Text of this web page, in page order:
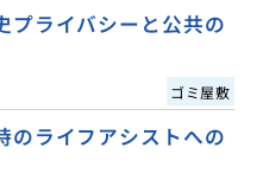
プライバシーと公共の
ゴミ屋敷
のライフアシストへの